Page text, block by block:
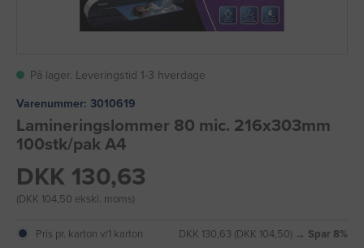
På lager. Leveringstid 1-3 hverdage
Varenummer: 3010619
Lamineringslommer 80 mic. 216x303mm
100stk/pak A4
DKK 130,63
(DKK 104,50 ekskl. moms)
Pris pr. karton v/1 karton DKK 130,63 (DKK 104,50) → Spar 8%